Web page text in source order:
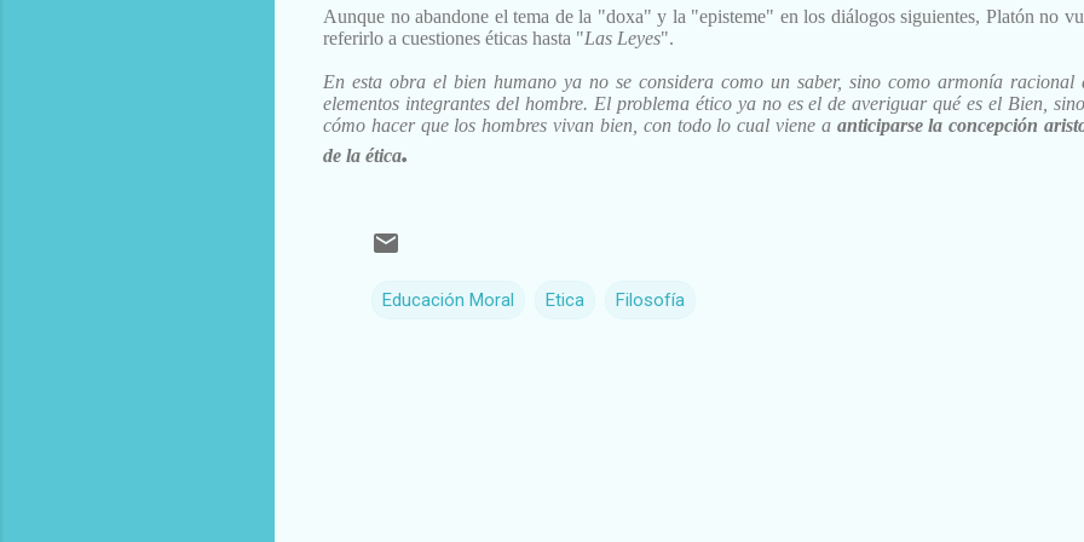
Aunque no abandone el tema de la "doxa" y la "episteme" en los diálogos siguientes, Platón no
referirlo a cuestiones éticas hasta "Las Leyes".
En esta obra el bien humano ya no se considera como un saber, sino como armonía racional
elementos integrantes del hombre. El problema ético ya no es el de averiguar qué es el Bien,
cómo hacer que los hombres vivan bien, con todo lo cual viene aanticiparse laconcepción
de la ética.
Educación Moral Etica Filosofía